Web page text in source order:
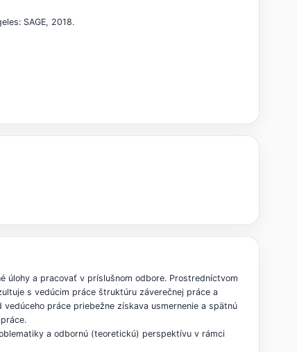
SAGE, 2018.
úlohy a pracovať v príslušnom odbore. Prostredníctvom
s vedúcim práce štruktúru záverečnej práce a
práce priebežne získava usmernenie a spätnú
a odbornú (teoretickú) perspektívu v rámci